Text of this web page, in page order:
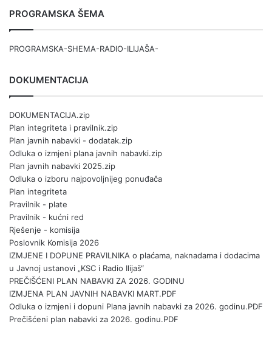
PROGRAMSKA ŠEMA
PROGRAMSKA-SHEMA-RADIO-ILIJAŠA-
DOKUMENTACIJA
DOKUMENTACIJA.zip
Plan integriteta i pravilnik.zip
Plan javnih nabavki - dodatak.zip
Odluka o izmjeni plana javnih nabavki.zip
Plan javnih nabavki 2025.zip
Odluka o izboru najpovoljnijeg ponuđača
Plan integriteta
Pravilnik - plate
Pravilnik - kućni red
Rješenje - komisija
Poslovnik Komisija 2026
IZMJENE I DOPUNE PRAVILNIKA o plaćama, naknadama i dodacima
u Javnoj ustanovi „KSC i Radio Ilijaš“
PREČIŠĆENI PLAN NABAVKI ZA 2026. GODINU
IZMJENA PLAN JAVNIH NABAVKI MART.PDF
Odluka o izmjeni i dopuni Plana javnih nabavki za 2026. godinu.PDF
Prečišćeni plan nabavki za 2026. godinu.PDF